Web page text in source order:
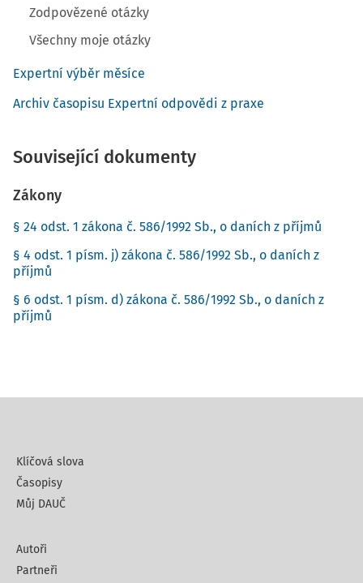
Zodpovězené otázky
Všechny moje otázky
Expertní výběr měsíce
Archiv časopisu Expertní odpovědi z praxe
Související dokumenty
Zákony
§ 24 odst. 1 zákona č. 586/1992 Sb., o daních z příjmů
§ 4 odst. 1 písm. j) zákona č. 586/1992 Sb., o daních z
příjmů
§ 6 odst. 1 písm. d) zákona č. 586/1992 Sb., o daních z
příjmů
Klíčová slova
Časopisy
Můj DAUČ
Autoři
Partneři